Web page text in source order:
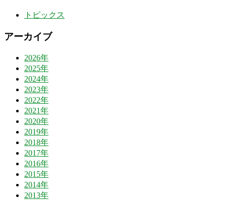
トピックス
アーカイブ
2026年
2025年
2024年
2023年
2022年
2021年
2020年
2019年
2018年
2017年
2016年
2015年
2014年
2013年